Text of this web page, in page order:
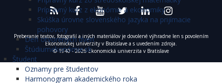
Prípravný kurz z ekonómie a ekonomiky
Skúška úrovne slovenského jazyka na prijímacie
pohovory
Deň otvorených dverí
Štúdiumekonómie.sk
Študent
Oznamy pre študentov
Harmonogram akademického roka
Preberanie textov, fotografií a iných materiálov je dovolené výhradne len s povolením
Ekonomickej univerzity v Bratislave a s uvedením zdroja.
© 1940 - 2026 Ekonomická univerzita v Bratislave